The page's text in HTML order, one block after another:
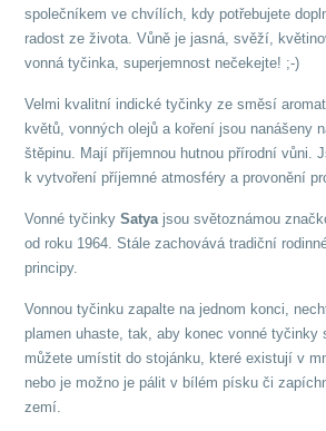
společníkem ve chvílích, kdy potřebujete
radost ze života. Vůně je jasná, svěží,
vonná tyčinka, superjemnost nečekejte! ;-)
Velmi kvalitní indické tyčinky ze směsí
květů, vonných olejů a koření jsou nanášeny
štěpinu. Mají příjemnou hutnou přírodní vůni.
k vytvoření příjemné atmosféry a provonění
Vonné tyčinkySatyajsou světoznámou
od roku 1964. Stále zachovává tradiční
principy.
Vonnou tyčinku zapalte na jednom konci,
plamen uhaste, tak, aby konec vonné tyčinky
můžete umístit do stojánku, které existují v
nebo je možno je pálit v bílém písku či
zemí.